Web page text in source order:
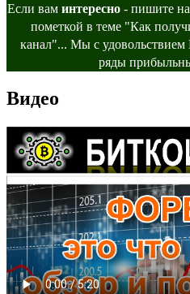
Если вам интересно - пишите
пометкой в теме "Как
канал"... Мы с
ряды
Видео